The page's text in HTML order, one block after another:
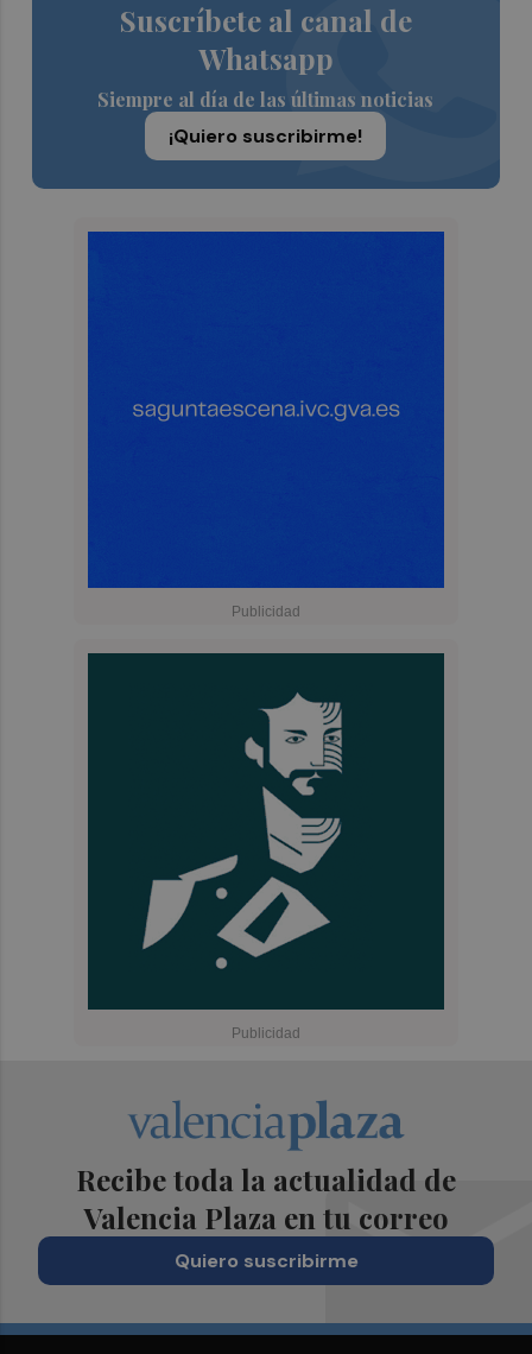
Suscríbete al canal de
Whatsapp
Siempre al día de las últimas noticias
¡Quiero suscribirme!
Recibe toda la actualidad de
Valencia Plaza en tu correo
Quiero suscribirme